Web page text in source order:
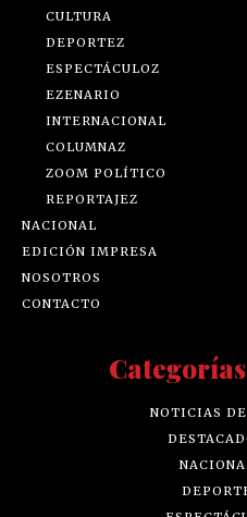
CULTURA
DEPORTEZ
ESPECTÁCULOZ
EZENARIO
INTERNACIONAL
COLUMNAZ
ZOOM POLÍTICO
REPORTAJEZ
NACIONAL
EDICIÓN IMPRESA
NOSOTROS
CONTACTO
NOTICIAS